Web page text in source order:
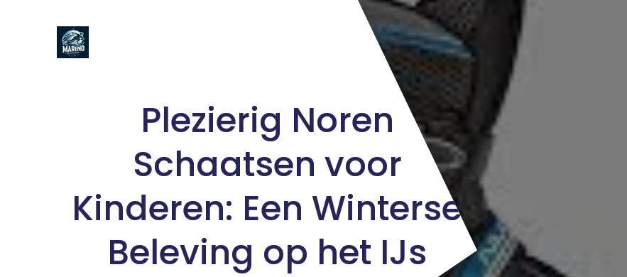
Plezierig Noren
Schaatsen voor
Kinderen: Een Winterse
Beleving op het IJs